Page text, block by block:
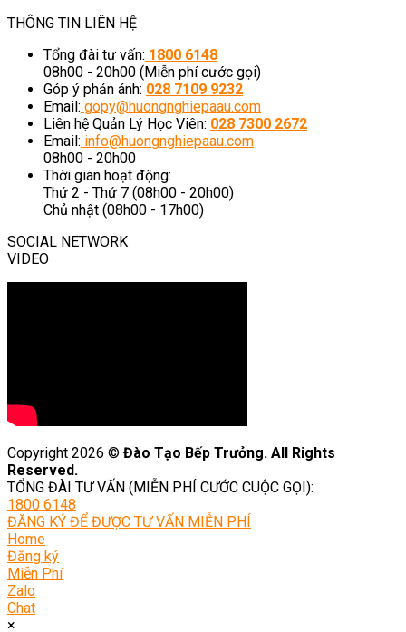
THÔNG TIN LIÊN HỆ
Tổng đài tư vấn: 1800 6148
08h00 - 20h00 (Miễn phí cước gọi)
Góp ý phản ánh: 028 7109 9232
Email: gopy@huongnghiepaau.com
Liên hệ Quản Lý Học Viên: 028 7300 2672
Email: info@huongnghiepaau.com
08h00 - 20h00
Thời gian hoạt động:
Thứ 2 - Thứ 7 (08h00 - 20h00)
Chủ nhật (08h00 - 17h00)
SOCIAL NETWORK
VIDEO
Copyright 2026 © Đào Tạo Bếp Trưởng. All Rights
Reserved.
TỔNG ĐÀI TƯ VẤN (MIỄN PHÍ CƯỚC CUỘC GỌI):
1800 6148
ĐĂNG KÝ ĐỂ ĐƯỢC TƯ VẤN MIỄN PHÍ
Home
Đăng ký
Miễn Phí
Zalo
Chat
×